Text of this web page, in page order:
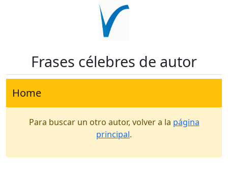
Frases célebres de autor
Home
Para buscar un otro autor, volver a la página
principal.